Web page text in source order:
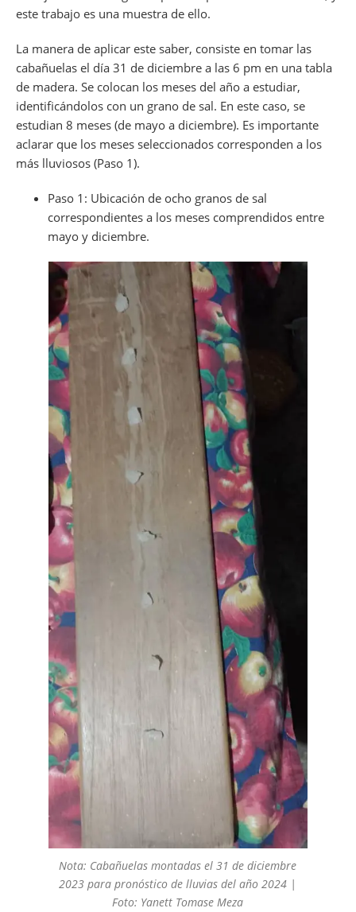
este trabajo es una muestra de ello.
La manera de aplicar este saber, consiste en tomar las
cabañuelas el día 31 de diciembre a las 6 pm en una tabla
de madera. Se colocan los meses del año a estudiar,
identificándolos con un grano de sal. En este caso, se
estudian 8 meses (de mayo a diciembre). Es importante
aclarar que los meses seleccionados corresponden a los
más lluviosos (Paso 1).
Paso 1: Ubicación de ocho granos de sal
correspondientes a los meses comprendidos entre
mayo y diciembre.
Nota: Cabañuelas montadas el 31 de diciembre
2023 para pronóstico de lluvias del año 2024 |
Foto: Yanett Tomase Meza